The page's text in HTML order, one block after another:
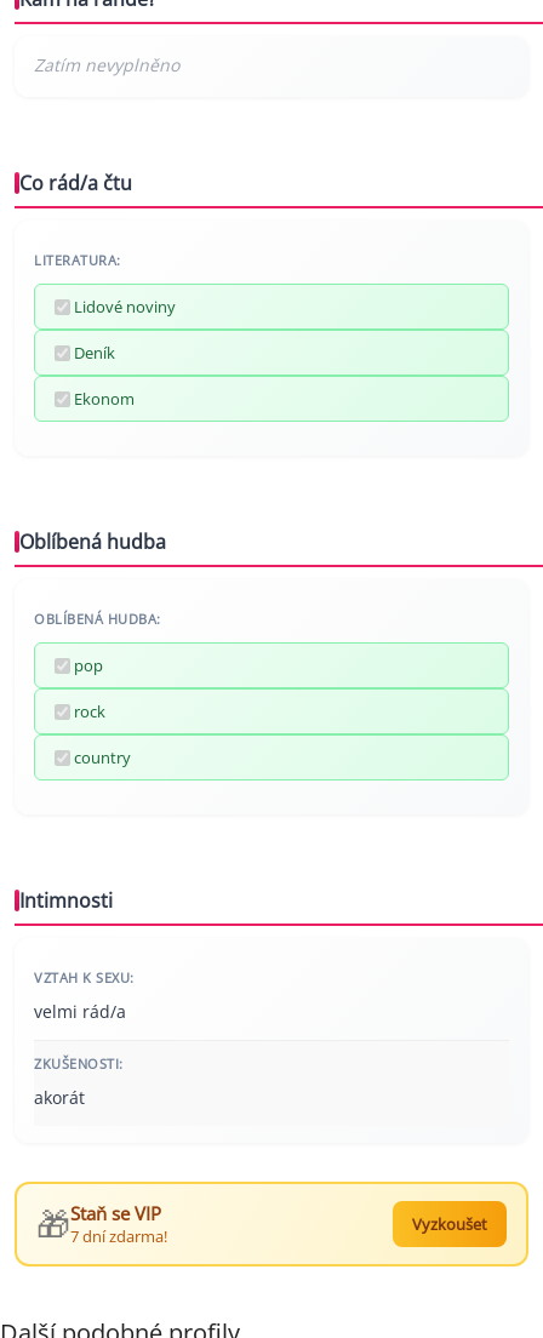
Co rád/a čtu
LITERATURA:
Lidové noviny
Deník
Ekonom
Oblíbená hudba
OBLÍBENÁ HUDBA:
pop
rock
country
Intimnosti
VZTAH K SEXU:
velmi rád/a
ZKUŠENOSTI:
akorát
🎁Staň se VIP
7 dní zdarma!
Vyzkoušet